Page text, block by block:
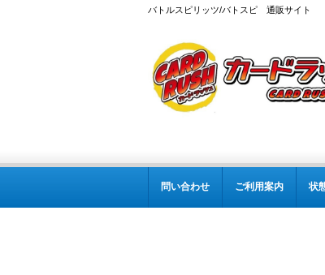
バトルスピリッツ/バトスピ 通販サイト
問い合わせ ご利用案内 状